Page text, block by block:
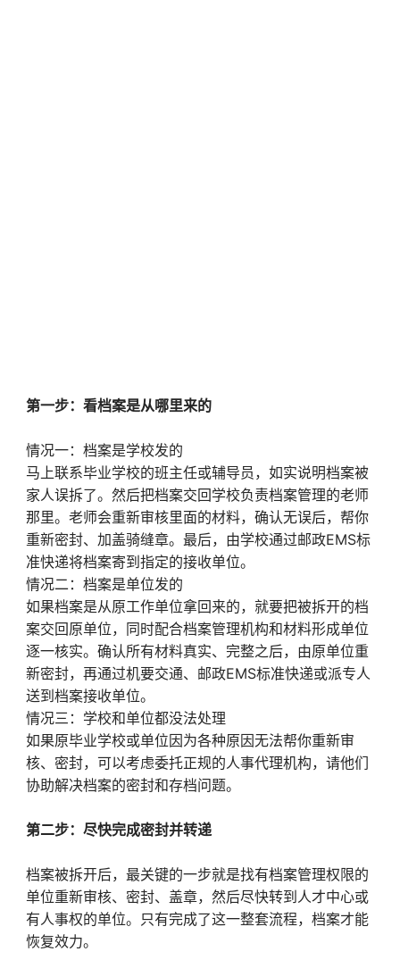
第一步：看档案是从哪里来的
情况一：档案是学校发的
马上联系毕业学校的班主任或辅导员，如实说明档案被
家人误拆了。然后把档案交回学校负责档案管理的老师
那里。老师会重新审核里面的材料，确认无误后，帮你
重新密封、加盖骑缝章。最后，由学校通过邮政EMS标
准快递将档案寄到指定的接收单位。
情况二：档案是单位发的
如果档案是从原工作单位拿回来的，就要把被拆开的档
案交回原单位，同时配合档案管理机构和材料形成单位
逐一核实。确认所有材料真实、完整之后，由原单位重
新密封，再通过机要交通、邮政EMS标准快递或派专人
送到档案接收单位。
情况三：学校和单位都没法处理
如果原毕业学校或单位因为各种原因无法帮你重新审
核、密封，可以考虑委托正规的人事代理机构，请他们
协助解决档案的密封和存档问题。
第二步：尽快完成密封并转递
档案被拆开后，最关键的一步就是找有档案管理权限的
单位重新审核、密封、盖章，然后尽快转到人才中心或
有人事权的单位。只有完成了这一整套流程，档案才能
恢复效力。